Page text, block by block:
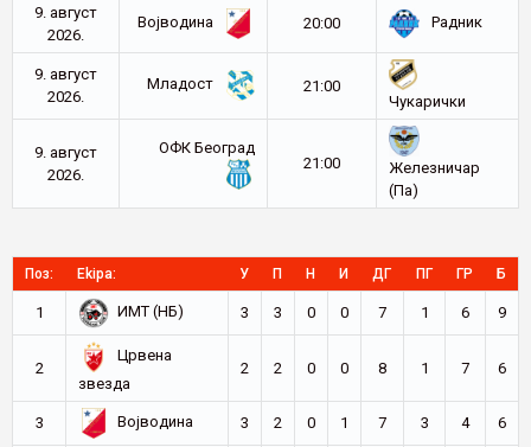
9. август
2026.
Војводина 20:00 Радник
9. август
2026.
Младост
21:00
Чукарички
9. август
2026.
ОФК Београд
21:00
Железничар
(Па)
Поз: Ekipa: У П Н И ДГ ПГ ГР Б
1 ИМТ (НБ) 3 3 0 0 7 1 6 9
2
Црвена
звезда
2 2 0 0 8 1 7 6
3 Војводина 3 2 0 1 7 3 4 6